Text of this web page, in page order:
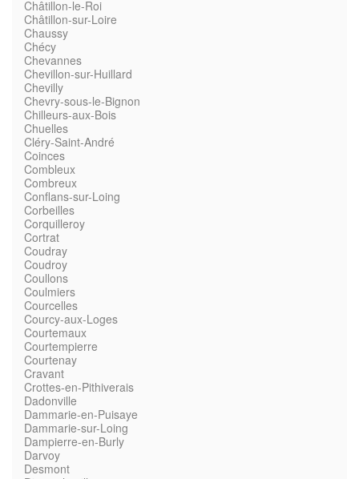
Châtillon-le-Roi
Châtillon-sur-Loire
Chaussy
Chécy
Chevannes
Chevillon-sur-Huillard
Chevilly
Chevry-sous-le-Bignon
Chilleurs-aux-Bois
Chuelles
Cléry-Saint-André
Coinces
Combleux
Combreux
Conflans-sur-Loing
Corbeilles
Corquilleroy
Cortrat
Coudray
Coudroy
Coullons
Coulmiers
Courcelles
Courcy-aux-Loges
Courtemaux
Courtempierre
Courtenay
Cravant
Crottes-en-Pithiverais
Dadonville
Dammarie-en-Puisaye
Dammarie-sur-Loing
Dampierre-en-Burly
Darvoy
Desmont